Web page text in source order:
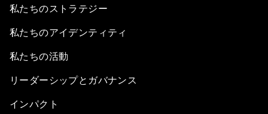
私たちのストラテジー
私たちのアイデンティティ
私たちの活動
リーダーシップとガバナンス
インパクト